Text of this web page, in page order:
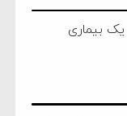
بیماری